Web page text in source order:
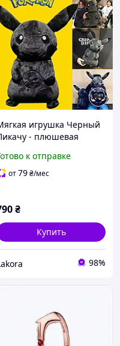
игрушка Черный
- плюшевая
к отправке
от79₴/мес
₴
Купить
98%